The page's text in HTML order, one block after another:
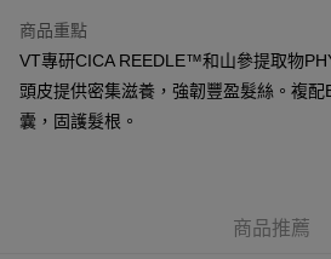
BoC Pay
送貨方式
順豐自助櫃 - 確認發貨後1-3個工作天送達
每筆HK$65.00，滿HK$300.00或以上免運
商品重點
VT專研CICA REEDLE™和山參提取物
頭皮提供密集滋養，強韌豐盈髮絲。複
囊，固護髮根。
商品推薦